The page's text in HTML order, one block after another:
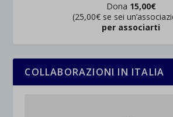
Dona 15,00€
(25,00€ se sei
per associarti
COLLABORAZIONI IN ITALIA